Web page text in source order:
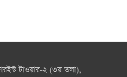
টাওয়ার-২ (৩য় তলা),